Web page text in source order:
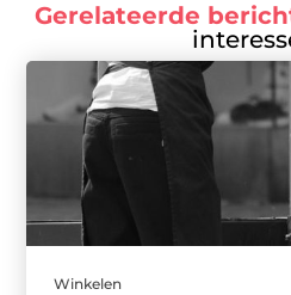
Gerelateerde
Winkelen